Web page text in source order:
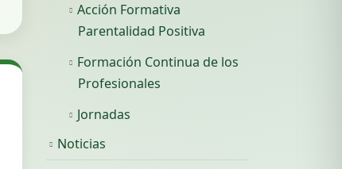
Acción Formativa
Parentalidad Positiva
Formación Continua de los
Profesionales
Jornadas
Noticias